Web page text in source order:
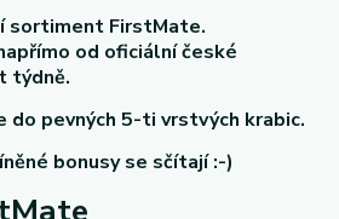
FirstMate.
od oficiální české
týdně.
do pevných 5-ti vrstvých krabic.
bonusy se sčítají :-)